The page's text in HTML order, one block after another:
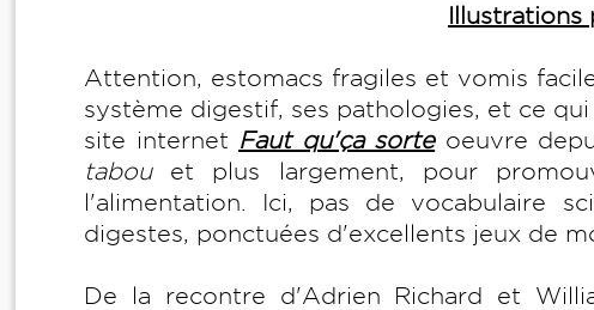
Illustrations
Attention, estomacs fragiles et vomis
système digestif, ses pathologies, et ce
site internet Faut qu'ça sorteoeuvre
tabou et plus largement, pour
l'alimentation. Ici, pas de vocabulaire
digestes, ponctuées d'excellents jeux de
De la recontre d'Adrien Richard et